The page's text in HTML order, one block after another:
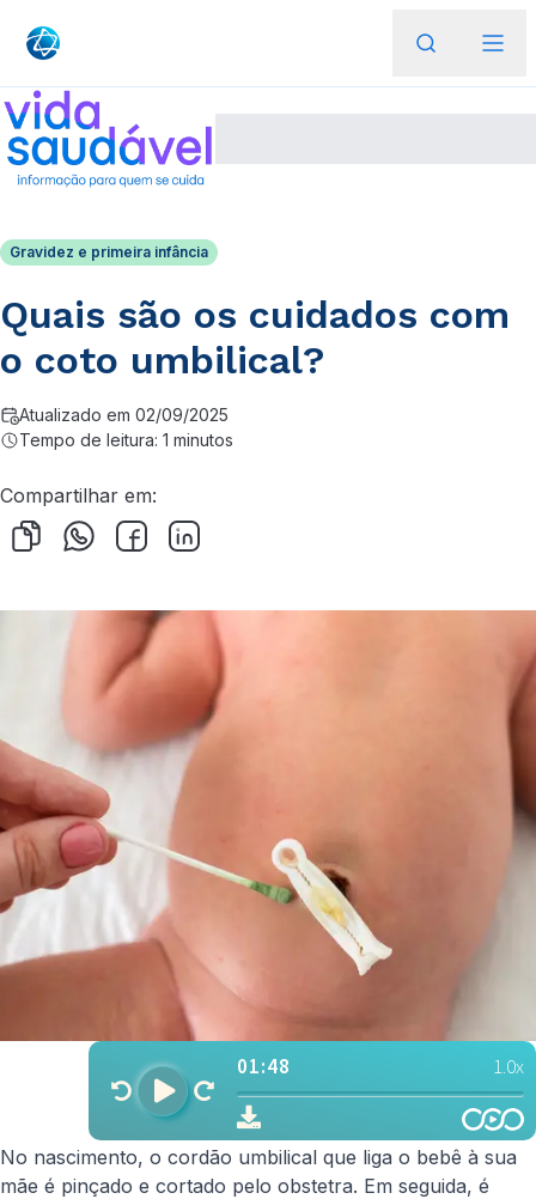
Gravidez e primeira infância
Quais são os cuidados com
o coto umbilical?
Atualizado em 02/09/2025
Tempo de leitura: 1 minutos
Compartilhar em:
No nascimento, o cordão umbilical que liga o bebê à sua
mãe é pinçado e cortado pelo obstetra. Em seguida, é